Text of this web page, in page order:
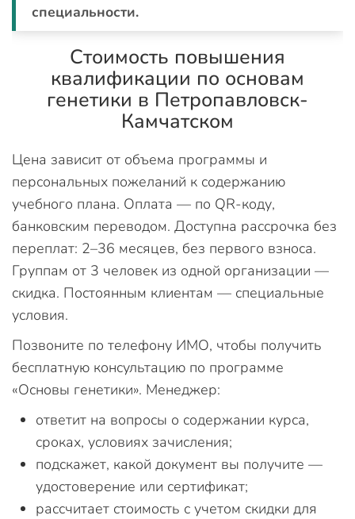
специальности.
Стоимость повышения
квалификации по основам
генетики в Петропавловск-
Камчатском
Цена зависит от объема программы и
персональных пожеланий к содержанию
учебного плана. Оплата — по QR-коду,
банковским переводом. Доступна рассрочка без
переплат: 2–36 месяцев, без первого взноса.
Группам от 3 человек из одной организации —
скидка. Постоянным клиентам — специальные
условия.
Позвоните по телефону ИМО, чтобы получить
бесплатную консультацию по программе
«Основы генетики». Менеджер:
ответит на вопросы о содержании курса,
сроках, условиях зачисления;
подскажет, какой документ вы получите —
удостоверение или сертификат;
рассчитает стоимость с учетом скидки для